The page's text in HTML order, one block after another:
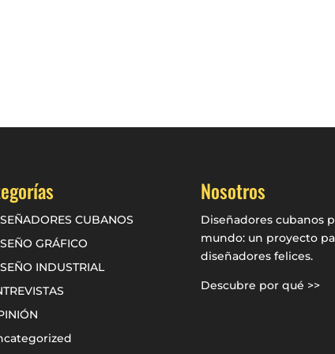
CUBANOS
GRÁFICO
INDUSTRIAL
Nosotros
Diseñadores cubanos
mundo: un proyecto
diseñadores felices.
Descubre por qué >>